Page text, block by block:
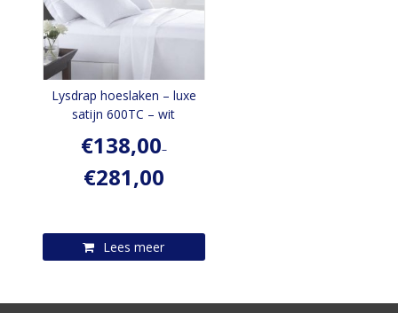
Lysdrap hoeslaken – luxe
satijn 600TC – wit
€138,00–
€281,00
Lees meer